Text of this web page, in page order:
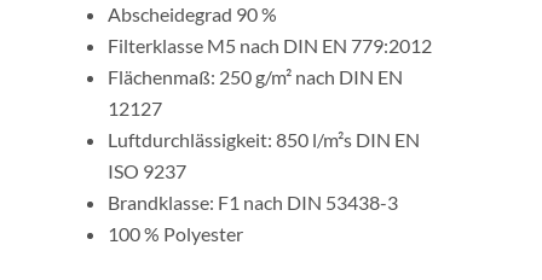
Abscheidegrad 90 %
Filterklasse M5 nach DIN EN 779:2012
Flächenmaß: 250 g/m² nach DIN EN
12127
Luftdurchlässigkeit: 850 l/m²s DIN EN
ISO 9237
Brandklasse: F1 nach DIN 53438-3
100 % Polyester